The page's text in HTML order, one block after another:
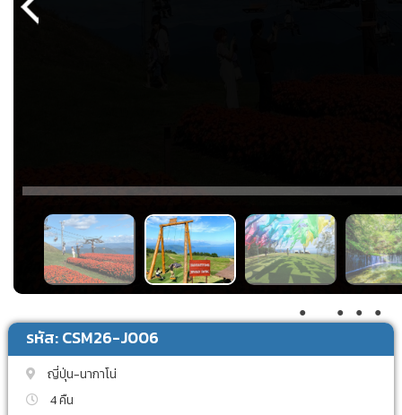
● ● ● ●
รหัส: CSM26-J006
ญี่ปุ่น-นากาโน่
4 คืน